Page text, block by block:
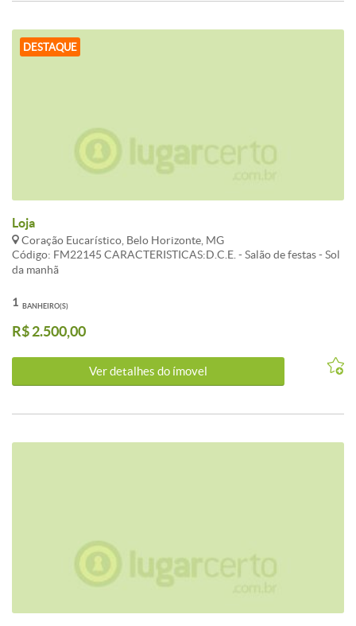
DESTAQUE
Loja
Coração Eucarístico, Belo Horizonte, MG
Código: FM22145 CARACTERISTICAS:D.C.E. - Salão de festas - Sol
da manhã
BANHEIRO(S)
1
R$ 2.500,00
Ver detalhes do ímovel